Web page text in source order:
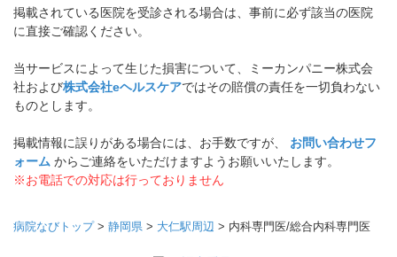
掲載されている医院を受診される場合は、事前に必ず該当の医院
に直接ご確認ください。
当サービスによって生じた損害について、ミーカンパニー株式会
社および株式会社eヘルスケアではその賠償の責任を一切負わない
ものとします。
掲載情報に誤りがある場合には、お手数ですが、 お問い合わせフ
ォーム からご連絡をいただけますようお願いいたします。
※お電話での対応は行っておりません
病院なびトップ> 静岡県 > 大仁駅周辺 > 内科専門医/総合内科専門医